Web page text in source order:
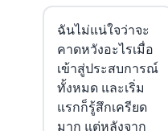
ฉันไม่แน่ใจว่าจะ
คาดหวังอะไรเมื่อ
เข้าสู่ประสบการณ์
ทั้งหมด และเริ่ม
แรกก็รู้สึกเครียด
มาก แต่หลังจาก